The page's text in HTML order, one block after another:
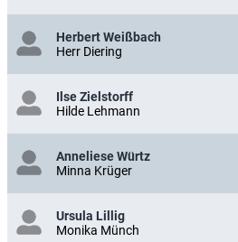
Herbert Weißbach
Herr Diering
Ilse Zielstorff
Hilde Lehmann
Anneliese Würtz
Minna Krüger
Ursula Lillig
Monika Münch